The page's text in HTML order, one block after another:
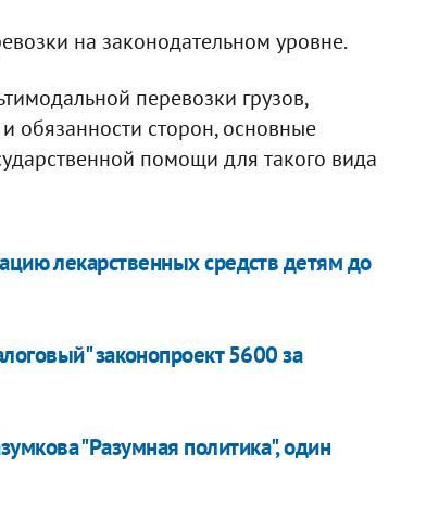
на законодательном уровне.
перевозки грузов,
обязанности сторон, основные
помощи для такого вида
лекарственных средств детям до
законопроект 5600 за
"Разумная политика", один